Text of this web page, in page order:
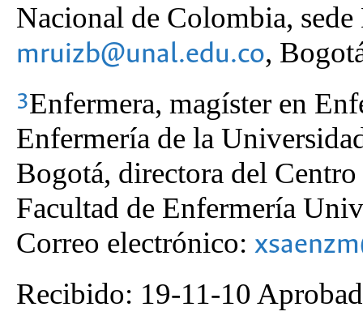
Nacional de Colombia,
mruizb@unal.edu.co,
3Enfermera, magíster en
Enfermería de la
Bogotá, directora del
Facultad de Enfermería
Correo electrónico:
Recibido: 19-11-10